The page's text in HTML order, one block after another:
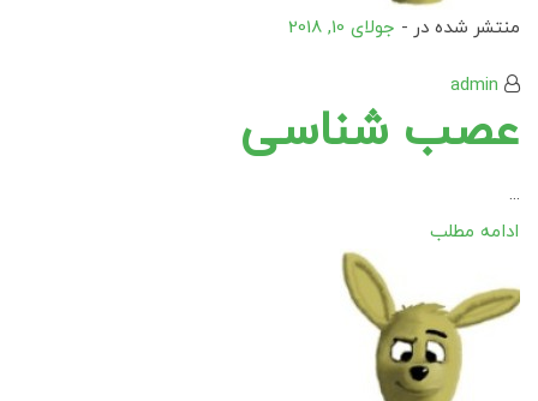
منتشر شده در - جولای 10, 2018
admin
عصب شناسی
...
ادامه مطلب